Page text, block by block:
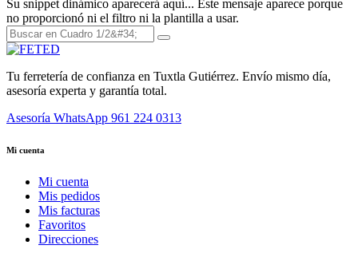
Su snippet dinámico aparecerá aquí... Este mensaje aparece porque
no proporcionó ni el filtro ni la plantilla a usar.
Tu ferretería de confianza en Tuxtla Gutiérrez. Envío mismo día,
asesoría experta y garantía total.
Asesoría WhatsApp 961 224 0313
Mi cuenta
Mi cuenta
Mis pedidos
Mis facturas
Favoritos
Direcciones